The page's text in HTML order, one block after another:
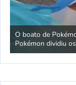
O boato de
Pokémon dividiu